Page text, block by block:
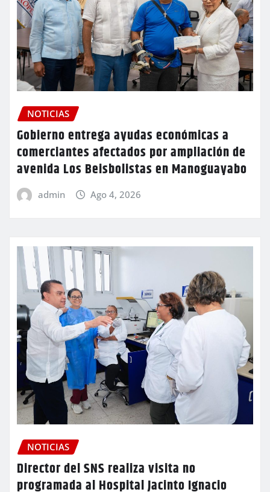
NOTICIAS
Gobierno entrega ayudas económicas a
comerciantes afectados por ampliación de
avenida Los Beisbolistas en Manoguayabo
admin Ago 4, 2026
NOTICIAS
Director del SNS realiza visita no
programada al Hospital Jacinto Ignacio